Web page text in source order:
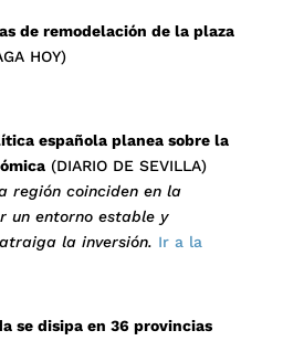
de remodelación de la plaza
HOY)
española planea sobre la
(DIARIO DE SEVILLA)
región coinciden en la
un entorno estable y
la inversión. Ir a la
se disipa en 36 provincias